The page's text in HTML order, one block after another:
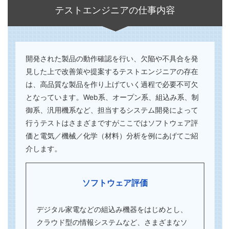
テストエンジニアの仕事内容
開発された製品の動作確認を行い、欠陥や不具合を発
見した上で改善策や提案するテストエンジニアの存在
は、高品質な製品を作り上げていく過程で必要不可欠
となっています。Web系、オープン系、組込み系、制
御系、汎用機系など、担当するシステム開発によって
行うテストはさまざまですがここではソフトウェア評
価と電気／機械／化学（材料）分析を例にあげてご紹
介します。
ソフトウェア評価
デジタル家電などの組込み機器をはじめとし、
クラウド型の情報システムなど、さまざまなソ